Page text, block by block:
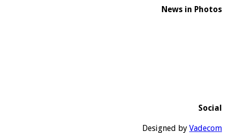
News in Photos
Social
Designed by Vadecom